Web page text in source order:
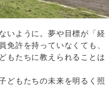
いように。夢や目標が「経
免許を持っていなくても、
もたちに教えられることは
どもたちの未来を明るく照